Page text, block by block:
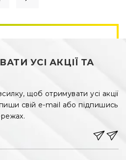
УСІ АКЦІЇ ТА
щоб отримувати усі акції
свій e-mail або підпишись